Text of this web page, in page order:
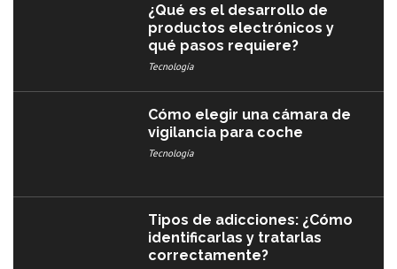
¿Qué es el desarrollo de
productos electrónicos y
qué pasos requiere?
Tecnología
Cómo elegir una cámara de
vigilancia para coche
Tecnología
Tipos de adicciones: ¿Cómo
identificarlas y tratarlas
correctamente?